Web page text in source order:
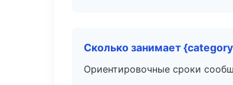
Сколько занимает
Ориентировочные сроки